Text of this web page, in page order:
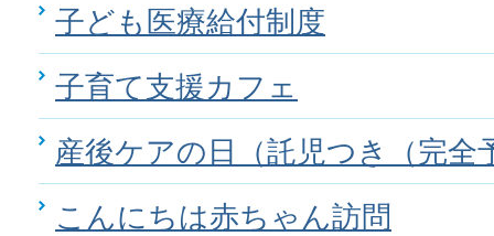
子ども医療給付制度
子育て支援カフェ
産後ケアの日（託児つき（完全
こんにちは赤ちゃん訪問